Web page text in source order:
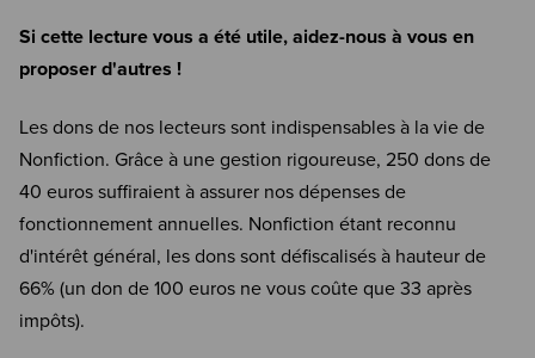
Si cette lecture vous a été utile, aidez-nous à vous en
proposer d'autres !
Les dons de nos lecteurs sont indispensables à la vie de
Nonfiction. Grâce à une gestion rigoureuse, 250 dons de
40 euros suffiraient à assurer nos dépenses de
fonctionnement annuelles. Nonfiction étant reconnu
d'intérêt général, les dons sont défiscalisés à hauteur de
66% (un don de 100 euros ne vous coûte que 33 après
impôts).